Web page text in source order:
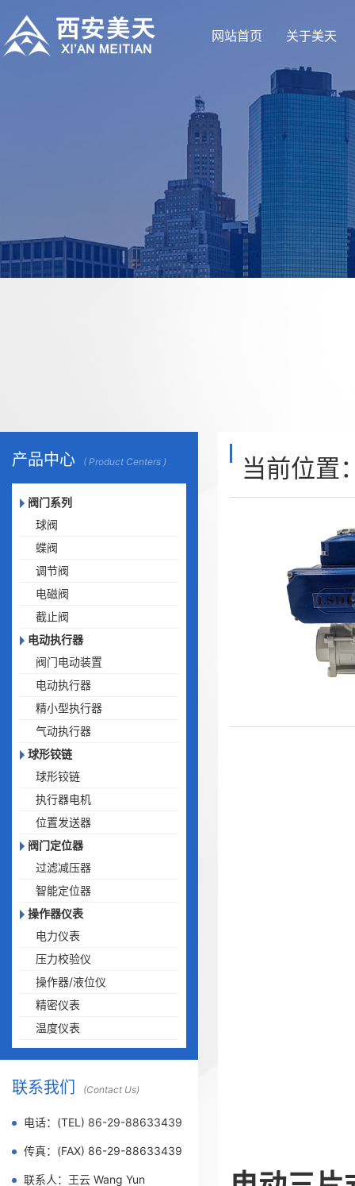
网站首页 关于美天
产品中心 ( Product Centers )
阀门系列
球阀
蝶阀
调节阀
电磁阀
截止阀
电动执行器
阀门电动装置
电动执行器
精小型执行器
气动执行器
球形铰链
球形铰链
执行器电机
位置发送器
阀门定位器
过滤减压器
智能定位器
操作器仪表
电力仪表
压力校验仪
操作器/液位仪
精密仪表
温度仪表
联系我们 (Contact Us)
电话：(TEL) 86-29-88633439
传真：(FAX) 86-29-88633439
联系人：王云 Wang Yun
当前位置